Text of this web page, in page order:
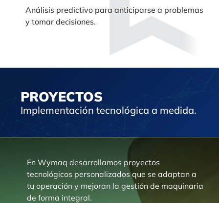
Análisis predictivo para anticiparse a problemas
y tomar decisiones.
PROYECTOS
Implementación tecnológica a medida.
En Wymaq desarrollamos proyectos
tecnológicos personalizados que se adaptan a
tu operación y mejoran la gestión de maquinaria
de forma integral.